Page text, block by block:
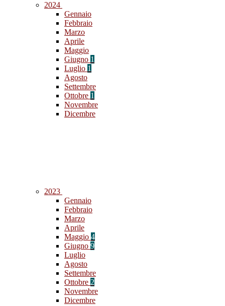
2024
Gennaio
Febbraio
Marzo
Aprile
Maggio
Giugno 1
Luglio 1
Agosto
Settembre
Ottobre 1
Novembre
Dicembre
2023
Gennaio
Febbraio
Marzo
Aprile
Maggio 4
Giugno 9
Luglio
Agosto
Settembre
Ottobre 2
Novembre
Dicembre